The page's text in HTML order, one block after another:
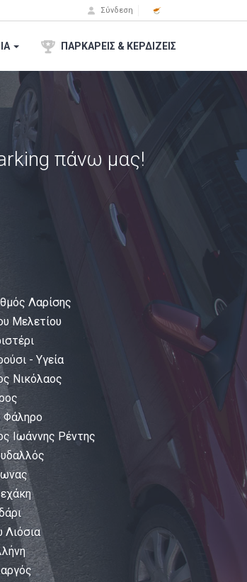
Σύνδεση
ΠΑΡΚΑΡΕΙΣ & ΚΕΡΔΙΖΕΙΣ
πάνω μας!
Λαρίσης
Μελετίου
- Υγεία
Νικόλαος
Φάληρο
Ιωάννης Ρέντης
Λιόσια